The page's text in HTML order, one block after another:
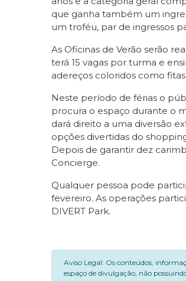
que ganha também um
um troféu, par de ingressos
As Oficinas de Verão serão
terá 15 vagas por turma e
adereços coloridos como
Neste período de férias o
procura o espaço durante o
dará direito a uma diversão
opções divertidas do
Depois de garantir dez
Concierge.
Qualquer pessoa pode
fevereiro. As operações
DIVERT Park.
Aviso Legal: Os conteúdos,
espaço de divulgação, não